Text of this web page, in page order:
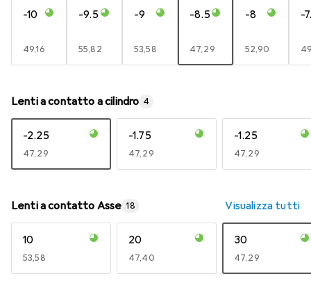
-10
EUR
49,16
-9.5
EUR
55,82
-9
EUR
53,58
-8.5
EUR
47,29
-8
EUR
52,90
-
Lenti a contatto a cilindro 4
-2.25
EUR
47,29
-1.75
EUR
47,29
-1.25
EUR
47,29
Lenti a contatto Asse 18 Visualizza tutti
10
EUR
53,58
20
EUR
47,40
30
EUR
47,29